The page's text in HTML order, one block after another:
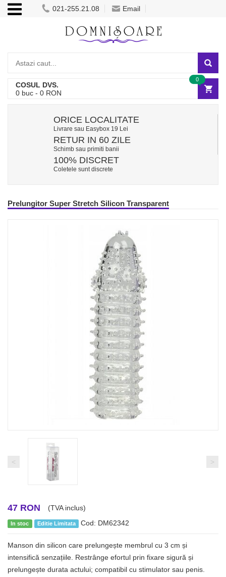
021-255.21.08 Email
COSUL DVS.
0 buc - 0 RON
0
ORICE LOCALITATE
Livrare sau Easybox 19 Lei
RETUR IN 60 ZILE
Schimb sau primiti banii
100% DISCRET
Coletele sunt discrete
Prelungitor Super Stretch Silicon Transparent
< >
47 RON (TVA inclus)
In stoc Editie Limitata Cod: DM62342
Manson din silicon care prelungește membrul cu 3 cm și
intensifică senzațiile. Restrânge efortul prin fixare sigură și
prelungește durata actului; compatibil cu stimulator sau penis.